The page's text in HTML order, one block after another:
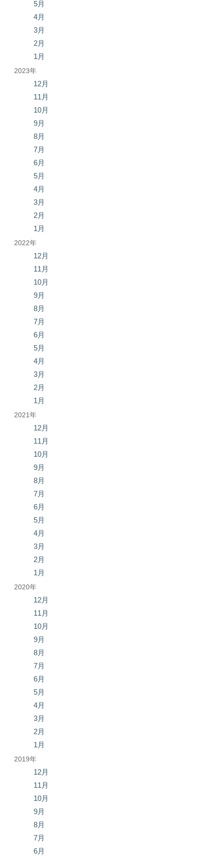
5月
4月
3月
2月
1月
2023年
12月
11月
10月
9月
8月
7月
6月
5月
4月
3月
2月
1月
2022年
12月
11月
10月
9月
8月
7月
6月
5月
4月
3月
2月
1月
2021年
12月
11月
10月
9月
8月
7月
6月
5月
4月
3月
2月
1月
2020年
12月
11月
10月
9月
8月
7月
6月
5月
4月
3月
2月
1月
2019年
12月
11月
10月
9月
8月
7月
6月